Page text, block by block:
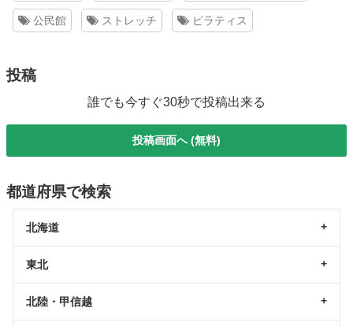
公民館 ストレッチ ピラティス
投稿
誰でも今すぐ30秒で投稿出来る
投稿画面へ (無料)
都道府県で検索
北海道
東北
北陸・甲信越